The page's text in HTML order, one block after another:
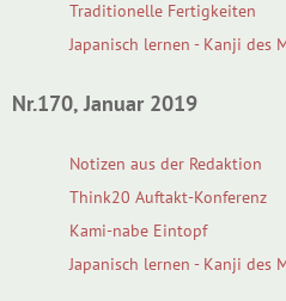
Traditionelle Fertigkeiten
Japanisch lernen - Kanji des
Nr.170, Januar 2019
Notizen aus der Redaktion
Think20 Auftakt-Konferenz
Kami-nabe Eintopf
Japanisch lernen - Kanji des